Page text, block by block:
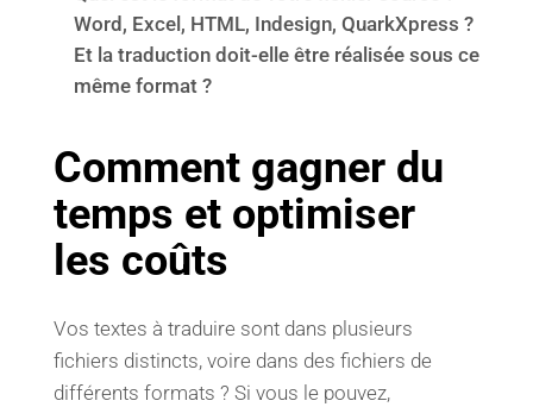
Word, Excel, HTML, Indesign, QuarkXpress ?
Et la traduction doit-elle être réalisée sous ce
même format ?
Comment gagner du
temps et optimiser
les coûts
Vos textes à traduire sont dans plusieurs
fichiers distincts, voire dans des fichiers de
différents formats ? Si vous le pouvez,